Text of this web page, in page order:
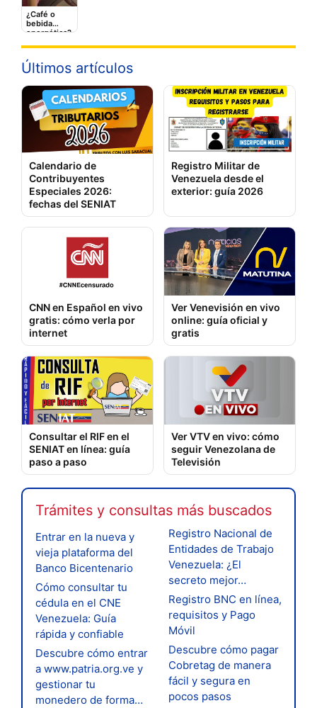
¿Café o
bebida
energética?
hace a tu
corazón
Últimos artículos
Calendario de
Contribuyentes
Especiales 2026:
fechas del SENIAT
Registro Militar de
Venezuela desde el
exterior: guía 2026
CNN en Español en vivo
gratis: cómo verla por
internet
Ver Venevisión en vivo
online: guía oficial y
gratis
Consultar el RIF en el
SENIAT en línea: guía
paso a paso
Ver VTV en vivo: cómo
seguir Venezolana de
Televisión
Trámites y consultas más buscados
Entrar en la nueva y
vieja plataforma del
Banco Bicentenario
Cómo consultar tu
cédula en el CNE
Venezuela: Guía
rápida y confiable
Descubre cómo entrar
a www.patria.org.ve y
gestionar tu
monedero de forma…
Registro Nacional de
Entidades de Trabajo
Venezuela: ¿El
secreto mejor…
Registro BNC en línea,
requisitos y Pago
Móvil
Descubre cómo pagar
Cobretag de manera
fácil y segura en
pocos pasos